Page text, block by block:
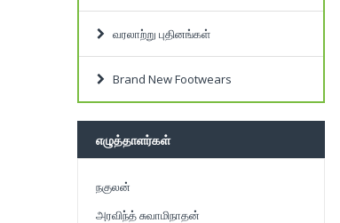
வரலாற்று புதினங்கள்
Brand New Footwears
எழுத்தாளர்கள்
நகுலன்
அரவிந்த் சுவாமிநாதன்